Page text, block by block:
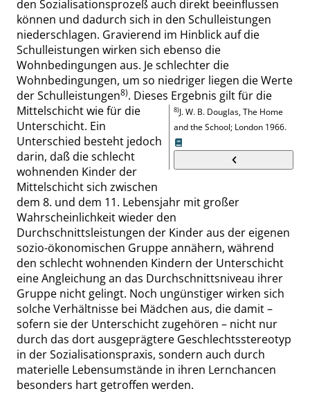
den Sozialisationsprozeß auch direkt beeinflussen
können und dadurch sich in den Schulleistungen
niederschlagen. Gravierend im Hinblick auf die
Schulleistungen wirken sich ebenso die
Wohnbedingungen aus. Je schlechter die
Wohnbedingungen, um so niedriger liegen die Werte
der Schulleistungen8)
8)J. W. B. Douglas,The Home
and the School; London 1966.
. Dieses Ergebnis gilt für die
Mittelschicht wie für die
Unterschicht. Ein
Unterschied besteht jedoch
darin, daß die schlecht
wohnenden Kinder der
Mittelschicht sich zwischen
dem 8. und dem 11. Lebensjahr mit großer
Wahrscheinlichkeit wieder den
Durchschnittsleistungen der Kinder aus der eigenen
sozio-ökonomischen Gruppe annähern, während
den schlecht wohnenden Kindern der Unterschicht
eine Angleichung an das Durchschnittsniveau ihrer
Gruppe nicht gelingt. Noch ungünstiger wirken sich
solche Verhältnisse bei Mädchen aus, die damit –
sofern sie der Unterschicht zugehören – nicht nur
durch das dort ausgeprägtere Geschlechtsstereotyp
in derSozialisationspraxis, sondern auch durch
materielle Lebensumstände in ihren Lernchancen
besonders hart getroffen werden.